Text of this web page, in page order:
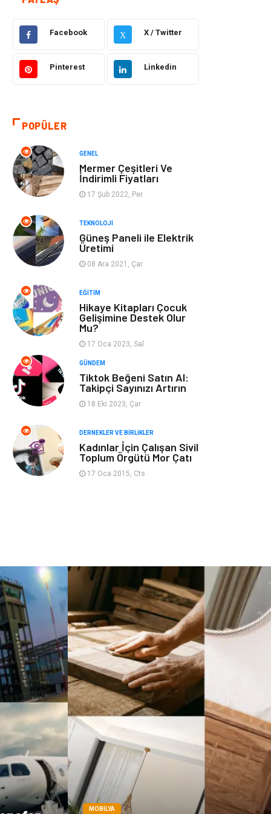
Yazılım
Yapı İnşaat
Hizmet
Tatil Emlak
Güzellik & Bakım
Organizasyon Metal Maden
Spor
Turizm Finans & Ekonomi
Hediyelik Eşya Plastik
Aksesuar Basın Yayın
Bebek Giyim Nakliyat
İnternet Kiralama
Telekomünikasyon Alüminyum
Hayvancılık
Bilişim
Dernekler ve
Birlikler
İthalat İhracat
Facebook X X / Twitter
Pinterest Linkedin
POPÜLER
GENEL
Mermer Çeşitleri Ve
İndirimli Fiyatları
17 Şub 2022, Per
TEKNOLOJI
Güneş Paneli ile Elektrik
Üretimi
08 Ara 2021, Çar
EĞITIM
Hikaye Kitapları Çocuk
Gelişimine Destek Olur
Mu?
17 Oca 2023, Sal
GÜNDEM
Tiktok Beğeni Satın Al:
Takipçi Sayınızı Artırın
18 Eki 2023, Çar
DERNEKLER VE BIRLIKLER
Kadınlar İçin Çalışan Sivil
Toplum Örgütü Mor Çatı
17 Oca 2015, Cts
MOBILYA